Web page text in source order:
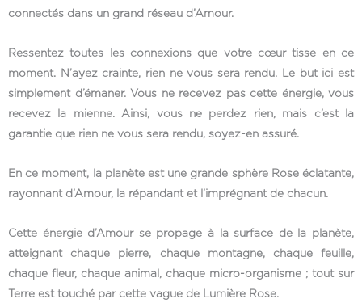
connectés dans un grand réseau d’Amour.
Ressentez toutes les connexions que votre cœur tisse en ce
moment. N’ayez crainte, rien ne vous sera rendu. Le but ici est
simplement d’émaner. Vous ne recevez pas cette énergie, vous
recevez la mienne. Ainsi, vous ne perdez rien, mais c’est la
garantie que rien ne vous sera rendu, soyez-en assuré.
En ce moment, la planète est une grande sphère Rose éclatante,
rayonnant d’Amour, la répandant et l’imprégnant de chacun.
Cette énergie d’Amour se propage à la surface de la planète,
atteignant chaque pierre, chaque montagne, chaque feuille,
chaque fleur, chaque animal, chaque micro-organisme ; tout sur
Terre est touché par cette vague de Lumière Rose.